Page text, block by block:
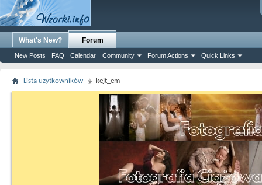
What's New? Forum
New Posts FAQ Calendar Community Forum Actions Quick Links
Lista użytkowników kejt_em